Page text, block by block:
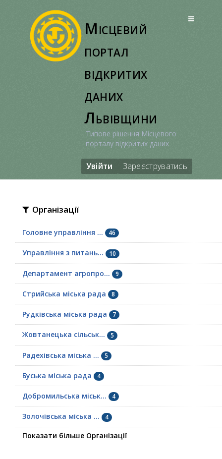
Місцевий
портал
відкритих
даних
Львівщини
Типове рішення Місцевого
порталу відкритих даних
Увійти Зареєструватись
Організації
Головне управління ... 46
Управління з питань... 10
Департамент агропро... 9
Стрийська міська рада 8
Рудківська міська рада 7
Жовтанецька сільськ... 5
Радехівська міська ... 5
Буська міська рада 4
Добромильська міськ... 4
Золочівська міська ... 4
Показати більше Організації